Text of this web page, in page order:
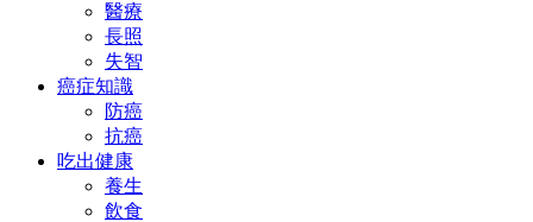
醫療
長照
失智
癌症知識
防癌
抗癌
吃出健康
養生
飲食